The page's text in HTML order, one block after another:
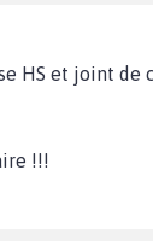
HS et joint de
!!!